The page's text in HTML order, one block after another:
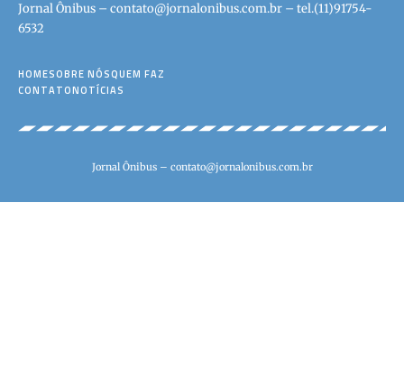
Jornal Ônibus – contato@jornalonibus.com.br – tel.(11)91754-
6532
HOMESOBRE NÓSQUEM FAZ
CONTATONOTÍCIAS
Jornal Ônibus – contato@jornalonibus.com.br